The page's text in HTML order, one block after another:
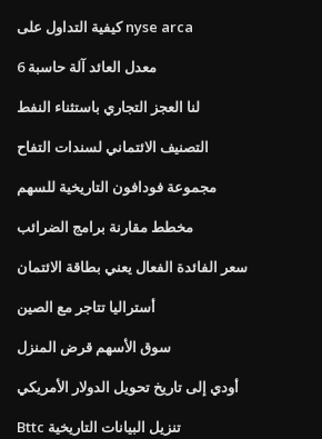
كيفية التداول على nyse arca
6 معدل العائد آلة حاسبة
لنا العجز التجاري باستثناء النفط
التصنيف الائتماني لسندات التفاح
مجموعة فودافون التاريخية للسهم
مخطط مقارنة برامج الضرائب
سعر الفائدة الفعال يعني بطاقة الائتمان
أستراليا تتاجر مع الصين
سوق الأسهم قرض المنزل
أودي إلى تاريخ تحويل الدولار الأمريكي
Bttc تنزيل البيانات التاريخية